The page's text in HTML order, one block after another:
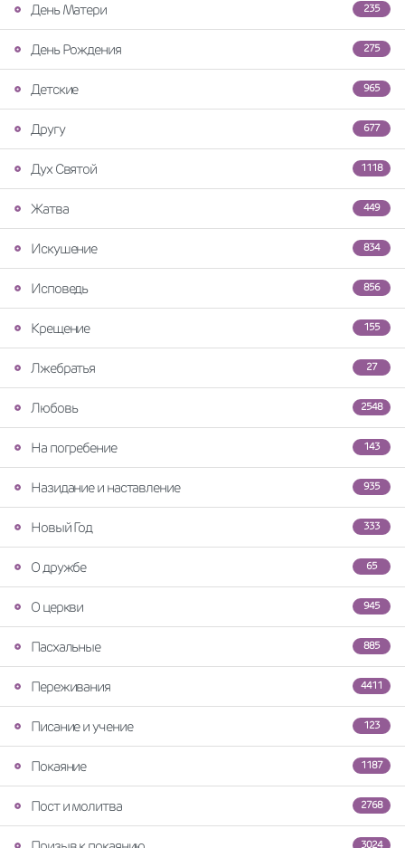
235
День Матери
275
День Рождения
965
Детские
677
Другу
1118
Дух Святой
449
Жатва
834
Искушение
856
Исповедь
155
Крещение
27
Лжебратья
2548
Любовь
143
На погребение
935
Назидание и наставление
333
Новый Год
65
О дружбе
945
О церкви
885
Пасхальные
4411
Переживания
123
Писание и учение
1187
Покаяние
2768
Пост и молитва
3024